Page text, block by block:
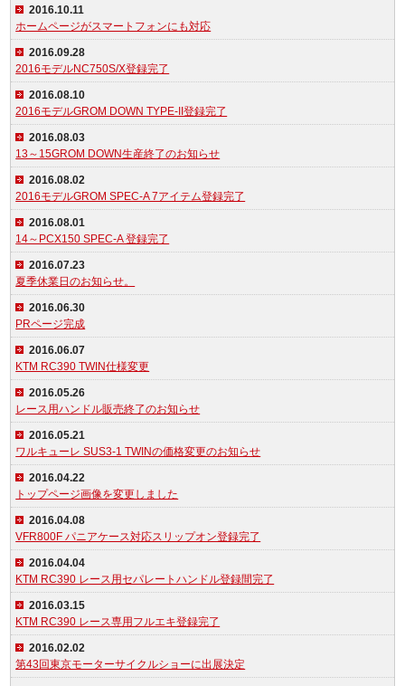
2016.10.11
ホームページがスマートフォンにも対応
2016.09.28
2016モデルNC750S/X登録完了
2016.08.10
2016モデルGROM DOWN TYPE-II登録完了
2016.08.03
13～15GROM DOWN生産終了のお知らせ
2016.08.02
2016モデルGROM SPEC-A 7アイテム登録完了
2016.08.01
14～PCX150 SPEC-A 登録完了
2016.07.23
夏季休業日のお知らせ。
2016.06.30
PRページ完成
2016.06.07
KTM RC390 TWIN仕様変更
2016.05.26
レース用ハンドル販売終了のお知らせ
2016.05.21
ワルキューレ SUS3-1 TWINの価格変更のお知らせ
2016.04.22
トップページ画像を変更しました
2016.04.08
VFR800F パニアケース対応スリップオン登録完了
2016.04.04
KTM RC390 レース用セパレートハンドル登録間完了
2016.03.15
KTM RC390 レース専用フルエキ登録完了
2016.02.02
第43回東京モーターサイクルショーに出展決定